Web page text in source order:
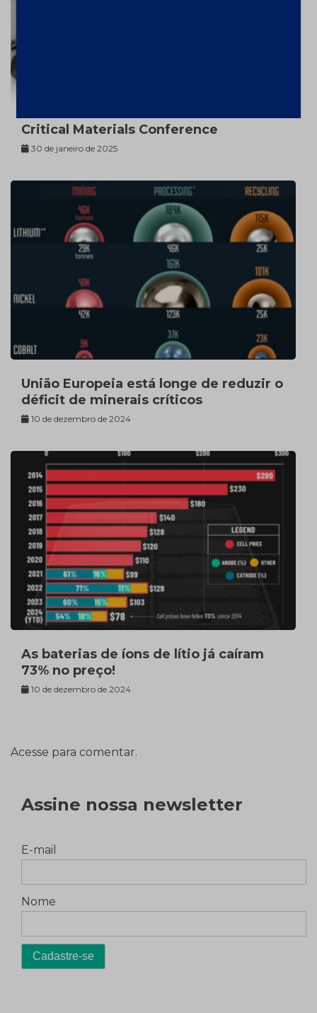
Critical Materials Conference
30 de janeiro de 2025
União Europeia está longe de reduzir o
déficit de minerais críticos
10 de dezembro de 2024
As baterias de íons de lítio já caíram
73% no preço!
10 de dezembro de 2024
Acesse para comentar.
Assine nossa newsletter
E-mail
Nome